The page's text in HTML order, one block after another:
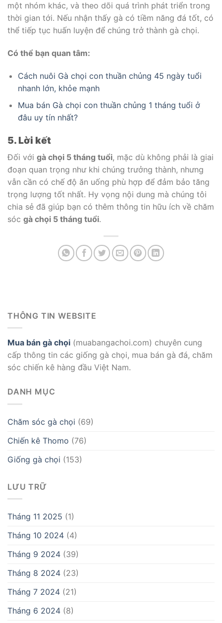
THÔNG TIN WEBSITE
Mua bán gà chọi (muabangachoi.com) chuyên cung
cấp thông tin các giống gà chọi, mua bán gà đá, chăm
sóc chiến kê hàng đầu Việt Nam.
DANH MỤC
Chăm sóc gà chọi (69)
Chiến kê Thomo (76)
Giống gà chọi (153)
LƯU TRỮ
Tháng 11 2025 (1)
Tháng 10 2024 (4)
Tháng 9 2024 (39)
Tháng 8 2024 (23)
Tháng 7 2024 (21)
Tháng 6 2024 (8)
một nhóm khác, và theo dõi quá trình phát triển trong
thời gian tới. Nếu nhận thấy gà có tiềm năng đá tốt, có
thể tiếp tục huấn luyện để chúng trở thành gà chọi.
Có thể bạn quan tâm:
Cách nuôi Gà chọi con thuần chủng 45 ngày tuổi
nhanh lớn, khỏe mạnh
Mua bán Gà chọi con thuần chủng 1 tháng tuổi ở
đâu uy tín nhất?
5. Lời kết
Đối với gà chọi 5 tháng tuổi, mặc dù không phải là giai
đoạn quan trọng như khi chúng trưởng thành, nhưng
vẫn cần có chế độ ăn uống phù hợp để đảm bảo tăng
trọng lượng tốt nhất. Hy vọng nội dung mà chúng tôi
chia sẻ đã giúp bạn có thêm thông tin hữu ích về chăm
sóc gà chọi 5 tháng tuổi.